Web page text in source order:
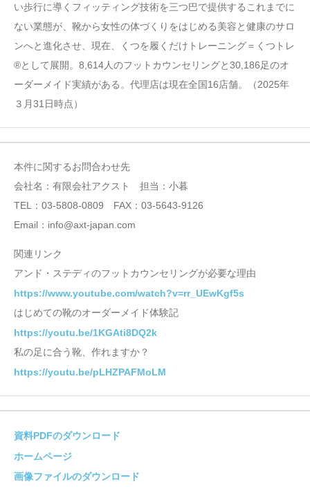
い歩行に導くフィッティング技術を三つ巴で提供するこれまでに
ない業態が、靴から女性の体づくりをはじめる美容と健康のサロ
ンへと進化させ、現在、くつを履くだけトレーニング＝くつトレ
®として展開。8,614人のフットカウンセリングと30,186足のオ
ーダーメイド実績がある。代理店は現在全国16店舗。（2025年
３月31日時点）
本件に関するお問合わせ先
会社名：有限会社アクスト 担当：小暮
TEL：03-5808-0809 FAX：03-5643-9126
Email：info@axt-japan.com
関連リンク
アンド・ステディのフットカウンセリングが必要な理由
https://www.youtube.com/watch?v=rr_UEwKgf5s
はじめての靴のオーダーメイド体験記
https://youtu.be/1KGAti8DQ2k
私の足に合う靴、作れますか？
https://youtu.be/pLHZPAFMoLM
資料PDFのダウンロード
ホームページ
画像ファイルのダウンロード